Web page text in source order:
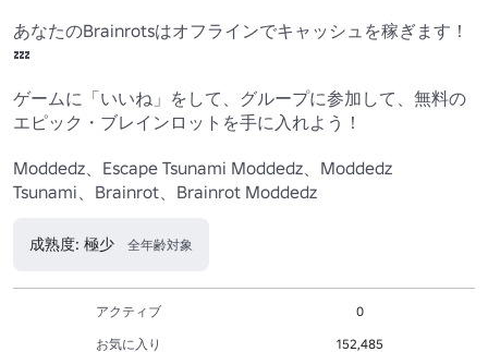
あなたのBrainrotsはオフラインでキャッシュを稼ぎます！
💤
ゲームに「いいね」をして、グループに参加して、無料の
エピック・ブレインロットを手に入れよう！
Moddedz、Escape Tsunami Moddedz、Moddedz
Tsunami、Brainrot、Brainrot Moddedz
成熟度: 極少 全年齢対象
アクティブ
0
お気に入り
152,485